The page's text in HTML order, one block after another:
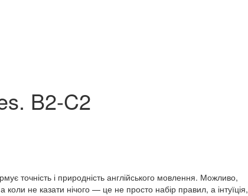
B2-C2
точність і природність англійського мовлення. Можливо,
а коли не казати нічого — це не просто набір правил, а інтуїція,